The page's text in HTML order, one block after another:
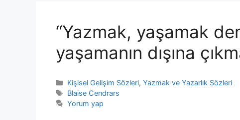
“Yazmak, yaşamak
yaşamanın dışına
Kategoriler
Kişisel Gelişim Sözleri,Yazmak ve Yazarlık Sözleri
Etiketler
Blaise Cendrars
Yorum yap